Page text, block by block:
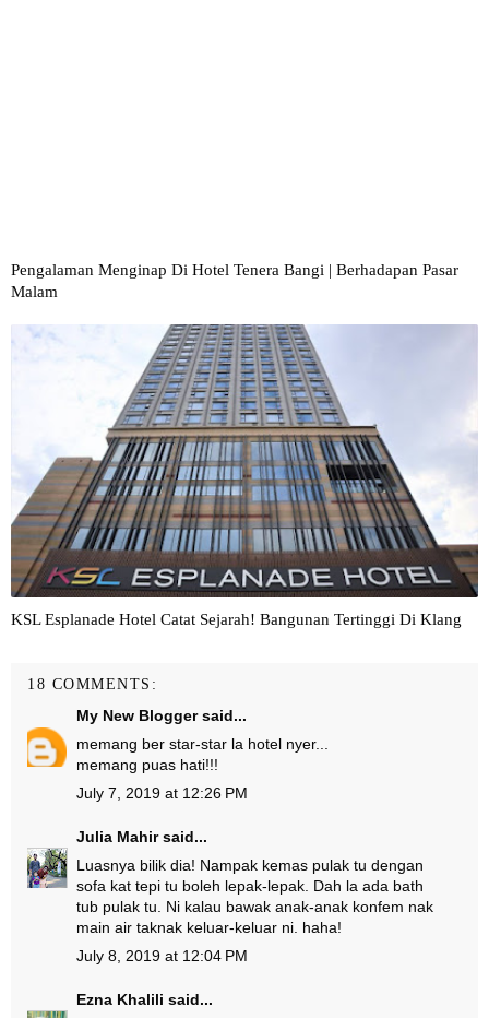
Pengalaman Menginap Di Hotel Tenera Bangi | Berhadapan Pasar
Malam
KSL Esplanade Hotel Catat Sejarah! Bangunan Tertinggi Di Klang
18 COMMENTS:
My New Bloggersaid...
memang ber star-star la hotel nyer...
memang puas hati!!!
July 7, 2019 at 12:26 PM
Julia Mahirsaid...
Luasnya bilik dia! Nampak kemas pulak tu dengan
sofa kat tepi tu boleh lepak-lepak. Dah la ada bath
tub pulak tu. Ni kalau bawak anak-anak konfem nak
main air taknak keluar-keluar ni. haha!
July 8, 2019 at 12:04 PM
Ezna Khalili said...